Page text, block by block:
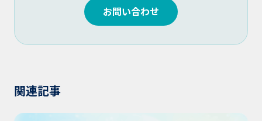
お問い合わせ
関連記事